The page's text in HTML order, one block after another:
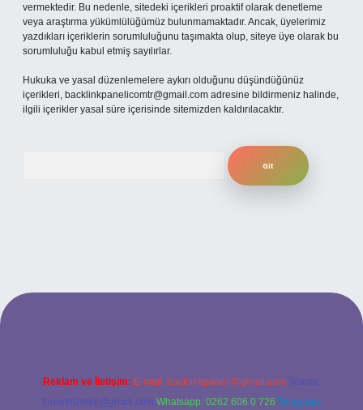
vermektedir. Bu nedenle, sitedeki içerikleri proaktif olarak denetleme
veya araştırma yükümlülüğümüz bulunmamaktadır. Ancak, üyelerimiz
yazdıkları içeriklerin sorumluluğunu taşımakta olup, siteye üye olarak bu
sorumluluğu kabul etmiş sayılırlar.
Hukuka ve yasal düzenlemelere aykırı olduğunu düşündüğünüz
içerikleri, backlinkpanelicomtr@gmail.com adresine bildirmeniz halinde,
ilgili içerikler yasal süre içerisinde sitemizden kaldırılacaktır.
giriş
Reklam ve İletişim: E-mail: backlinkpaneli@gmail.com Teams:
forumhizmeti@gmail.com Whatsapp: 0262 606 0 726 Telegram: